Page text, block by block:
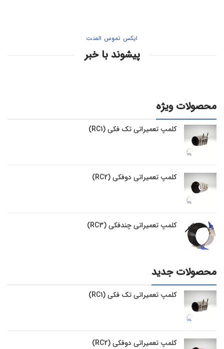
ایکس تموس المنت
پیشوند با خبر
محصولات ویژه
کلمپ تعمیراتی تک فکی (RC1)
کلمپ تعمیراتی دوفکی (RC2)
کلمپ تعمیراتی چندفکی (RC3)
محصولات جدید
کلمپ تعمیراتی تک فکی (RC1)
کلمپ تعمیراتی دوفکی (RC2)